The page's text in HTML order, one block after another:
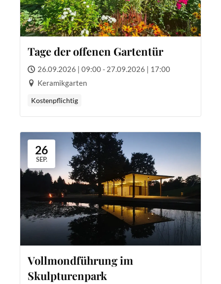
Tage der offenen Gartentür
26.09.2026 | 09:00 - 27.09.2026 | 17:00
Keramikgarten
Kostenpflichtig
26
SEP.
Vollmondführung im
Skulpturenpark